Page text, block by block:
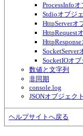
ProcessInfo
Stdioオブジ
HttpServerオ
HttpRequest
SocketServer
SocketIOオブ
数値と文字列
非同期
console.log
JSONオブジェクト
ヘルプサイトへ戻る